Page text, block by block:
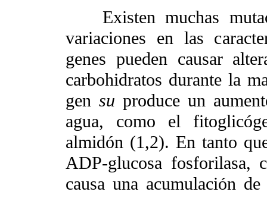
Existen muchas
variaciones en las
genes pueden causar
carbohidratos durante la
gen su produce un
agua, como el
almidón (1,2). En tanto
ADP-glucosa fosforilasa,
causa una acumulación